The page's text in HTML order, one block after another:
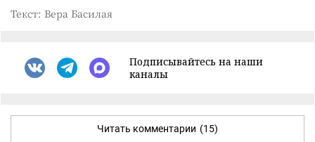
Текст: Вера Басилая
Подписывайтесь на наши
каналы
Читать комментарии (15)